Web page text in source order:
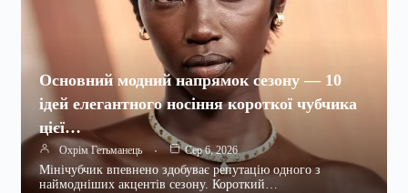
Основний модний напрямок сезону — 10
ідей елегантного носіння короткої чубчика
цієї…
Охрім Гетьманець Сер 6, 2026
Мінічубчик впевнено здобуває репутацію одного з
наймодніших акцентів сезону. Короткий…